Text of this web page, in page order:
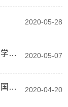
2020-05-28
关于南京大学党委第一巡察组巡察新闻传播学院党委的公告 2020-05-07
南京大学新闻传播学院关于征集第三十届中国新闻奖参评作品的通知 2020-04-20